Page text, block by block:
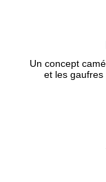
Un concept
et les